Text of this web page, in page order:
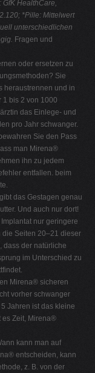
GfK HealthCare,
*Pille: Mittelwert
unterschiedlichen
Fragen und
oder ersetzen zu
Sie
heraustrennen und in
bis 2 von 1000
das Einlege- und
pro Jahr schwanger.
Sie den Pass
man Mirena®
ihn zu jedem
entfallen. beim
das Gestagen genau
Und auch nur dort!
nur geringere
die Seiten 20–21 dieser
dass der natürliche
im Unterschied zu
Mirena® sicheren
vorher schwanger
Jahren ist das kleine
es Zeit, Mirena®
kann man auf
entscheiden, kann
z. B. von der